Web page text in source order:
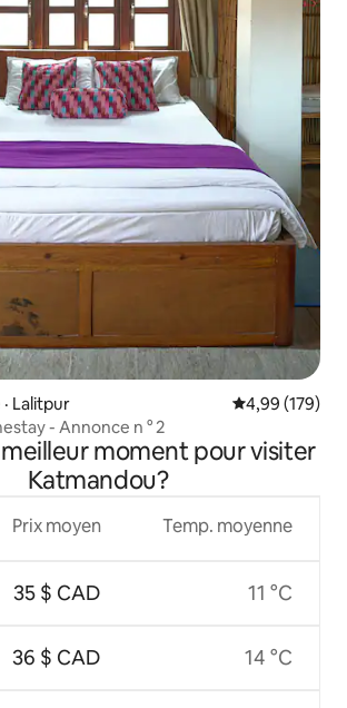
Lalitpur Note
4,99 (179)
- Annonce n ° 2
moment pour visiter
Katmandou?
Prix moyen
35 $ CAD
36 $ CAD
Temp. moyenne
11 °C
14 °C